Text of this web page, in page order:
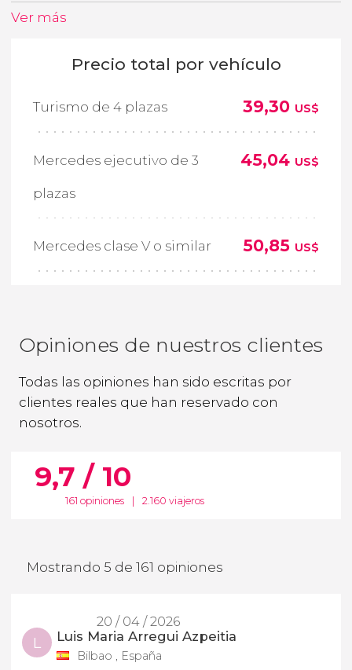
Ver más
Precio total por vehículo
Turismo de 4 plazas 39,30 US$
Mercedes ejecutivo de 3
plazas
45,04 US$
Mercedes clase V o similar 50,85 US$
Opiniones de nuestros clientes
Todas las opiniones han sido escritas por
clientes reales que han reservado con
nosotros.
9,7 / 10
161 opiniones 2.160 viajeros
Mostrando 5 de 161 opiniones
20 / 04 / 2026
L Luis Maria Arregui Azpeitia
Bilbao , España